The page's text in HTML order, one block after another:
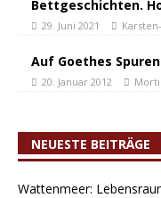
Bettgeschichten.
29. Juni 2021
Auf Goethes
20. Januar 2012
NEUESTE BEITRÄGE
Wattenmeer: